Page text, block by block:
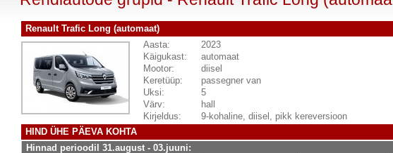
Renault Trafic Long (automaat)
Aasta:
2023
Käigukast:
automaat
Mootor:
diisel
Keretüüp:
passegner van
Uksi:
5
Värv:
hall
Kirjeldus:
9-kohaline, diisel, pikk kereversioon
HIND ÜHE PÄEVA KOHTA
Hinnad perioodil 31.august - 03.juuni: